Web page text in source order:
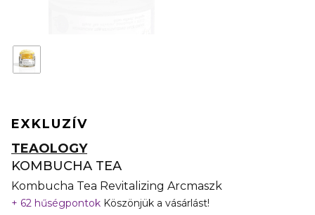
EXKLUZÍV
TEAOLOGY
KOMBUCHA TEA
Kombucha Tea Revitalizing Arcmaszk
62 hűségpontok Köszönjük a vásárlást!